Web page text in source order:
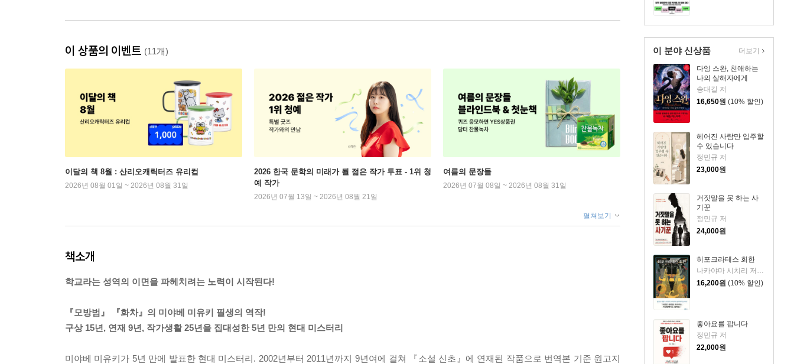
이 분야 신상품
다잉 스완, 친애하는
나의 살해자에게
송대길 저
16,650원 (10% 할인)
헤어진 사람만 입주할
수 있습니다
정민규 저
23,000원
거짓말을 못 하는 사
기꾼
정민규 저
24,000원
히포크라테스 회한
나카야마 시치리 저/민경욱 역
16,200원 (10% 할인)
좋아요를 팝니다
정민규 저
22,000원
더보기
이 상품의 이벤트 (11개)
이달의 책 8월 : 산리오캐릭터즈 유리컵
2026년 08월 01일 ~ 2026년 08월 31일
2026 한국 문학의 미래가 될 젊은 작가 투표 - 1위 청
예 작가
2026년 07월 13일 ~ 2026년 08월 21일
여름의 문장들
2026년 07월 08일 ~ 2026년 08월 31일
펼쳐보기
책소개
학교라는 성역의 이면을 파헤치려는 노력이 시작된다!
『모방범』 『화차』의 미야베 미유키 필생의 역작!
구상 15년, 연재 9년, 작가생활 25년을 집대성한 5년 만의 현대 미스터리
미야베 미유키가 5년 만에 발표한 현대 미스터리. 2002년부터 2011년까지 9년여에 걸쳐 『소설 신초』에 연재된 작품으로 번역본 기준 원고지